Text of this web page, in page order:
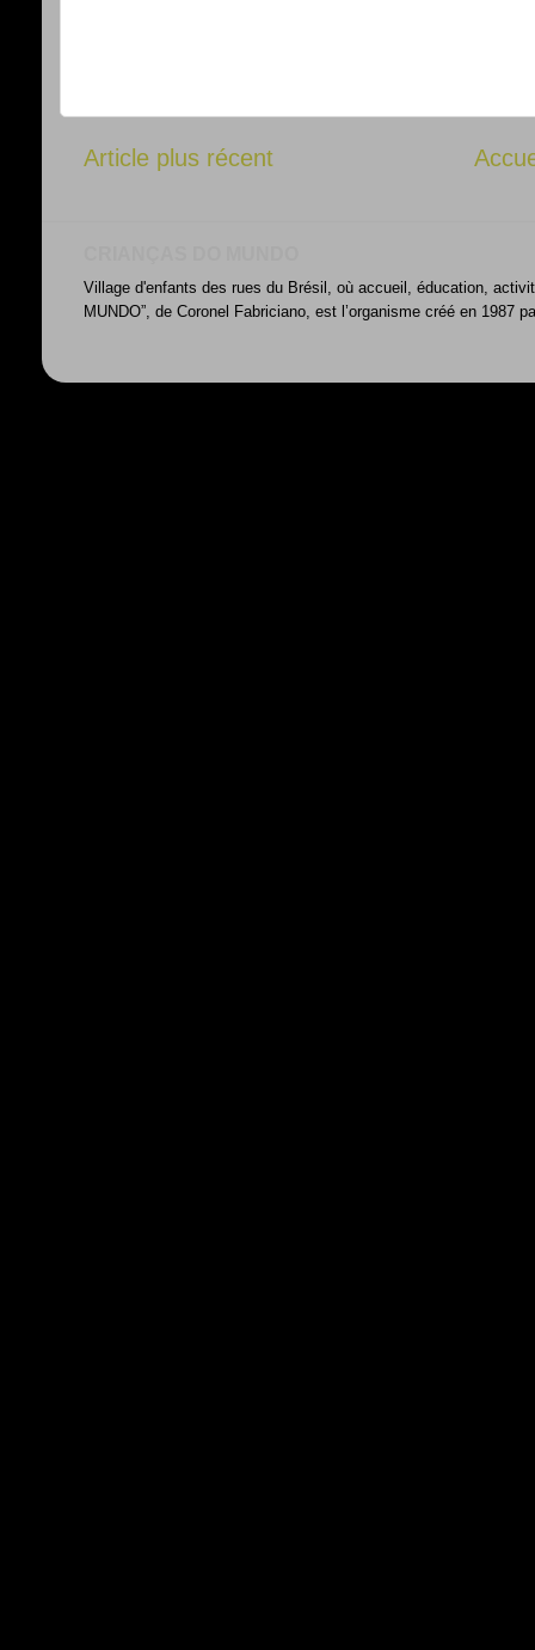
Article plus récent
Village d'enfants des rues du Brésil, où accueil, éducation,
MUNDO”, de Coronel Fabriciano, est l’organisme créé en